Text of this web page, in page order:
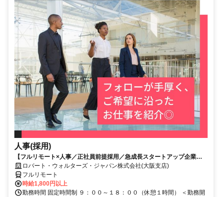
人事(採用)
【フルリモート×人事／正社員前提採用／急成長スタートアップ企業／
英語】Robert Walters
ロバート・ウォルターズ・ジャパン株式会社(大阪支店)
フルリモート
時給1,800円以上
勤務時間 固定時間制 ９：００～１８：００（休憩１時間） ＜勤務開